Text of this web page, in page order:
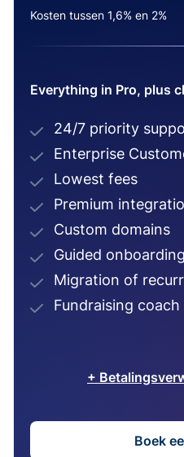
Kosten tussen 1,6% en 2%
Everything in Pro, plus
24/7 priority
Enterprise
Lowest fees
Premium
Custom domains
Guided onboarding
Migration of
Fundraising coach
+
Boek